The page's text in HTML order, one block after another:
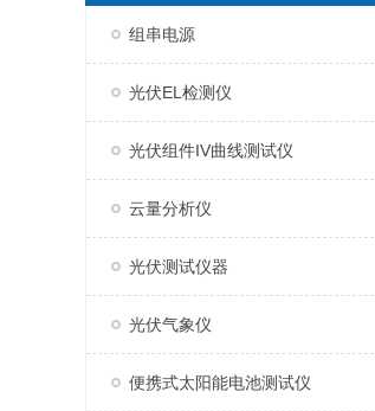
组串电源
光伏EL检测仪
光伏组件IV曲线测试仪
云量分析仪
光伏测试仪器
光伏气象仪
便携式太阳能电池测试仪